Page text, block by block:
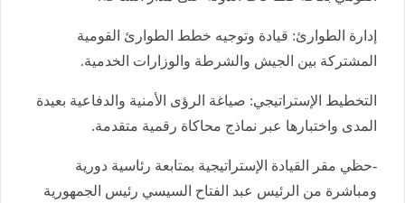
إدارة الطوارئ: قيادة وتوجيه خطط الطوارئ القومية
المشتركة بين الجيش والشرطة والوزارات الخدمية.
التخطيط الإستراتيجي: صياغة الرؤى الأمنية والدفاعية بعيدة
المدى واختبارها عبر نماذج محاكاة رقمية متقدمة.
-حظي مقر القيادة الإستراتيجية بمتابعة رئاسية دورية
ومباشرة من الرئيس عبد الفتاح السيسي رئيس الجمهورية